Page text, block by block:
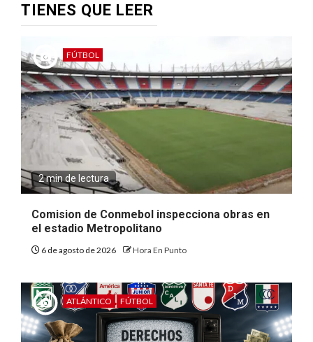
TIENES QUE LEER
FÚTBOL
2 min de lectura
Comision de Conmebol inspecciona obras en
el estadio Metropolitano
6 de agosto de 2026 Hora En Punto
ATLÁNTICO FÚTBOL